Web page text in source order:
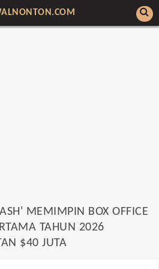
MEMIMPIN BOX OFFICE
TAHUN 2026
$40 JUTA